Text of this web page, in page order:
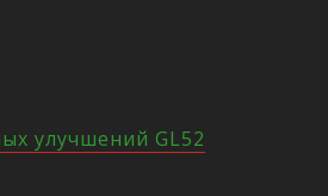
улучшений GL52